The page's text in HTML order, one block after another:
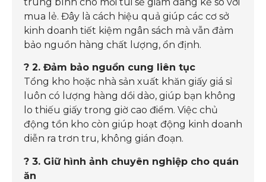
mua lẻ. Đây là cách hiệu quả giúp các cơ sở
kinh doanh tiết kiệm ngân sách mà vẫn đảm
bảo nguồn hàng chất lượng, ổn định.
? 2. Đảm bảo nguồn cung liên tục
Tổng kho hoặc nhà sản xuất khăn giấy giá sỉ
luôn có lượng hàng dồi dào, giúp bạn không
lo thiếu giấy trong giờ cao điểm. Việc chủ
động tồn kho còn giúp hoạt động kinh doanh
diễn ra trơn tru, không gián đoạn.
? 3. Giữ hình ảnh chuyên nghiệp cho quán
ăn